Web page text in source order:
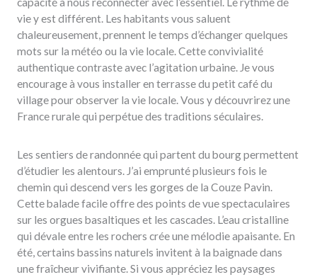
vie y est différent. Les habitants vous saluent
chaleureusement, prennent le temps d’échanger quelques
mots sur la météo ou la vie locale. Cette convivialité
authentique contraste avec l’agitation urbaine. Je vous
encourage à vous installer en terrasse du petit café du
village pour observer la vie locale. Vous y découvrirez une
France rurale qui perpétue des traditions séculaires.
Les sentiers de randonnée qui partent du bourg permettent
d’étudier les alentours. J’ai emprunté plusieurs fois le
chemin qui descend vers les gorges de la Couze Pavin.
Cette balade facile offre des points de vue spectaculaires
sur les orgues basaltiques et les cascades. L’eau cristalline
qui dévale entre les rochers crée une mélodie apaisante. En
été, certains bassins naturels invitent à la baignade dans
une fraîcheur vivifiante. Si vous appréciez les paysages